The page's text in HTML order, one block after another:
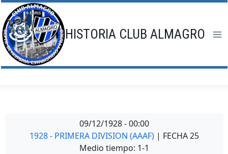
Saltar
al
contenido
HISTORIA CLUB ALMAGRO
09/12/1928 - 00:00
1928 - PRIMERA DIVISION (AAAF) | FECHA 25
Medio tiempo: 1-1